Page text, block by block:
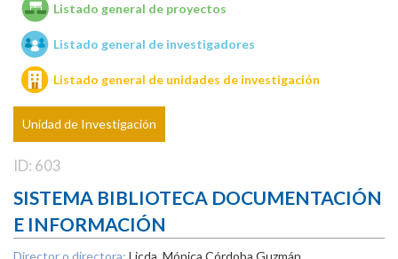
Unidades de investigación
Listado general de proyectos
Listado general de investigadores
Listado general de unidades de investigación
Unidad de Investigación
ID: 603
SISTEMA BIBLIOTECA DOCUMENTACIÓN
E INFORMACIÓN
Director o directora: Licda. Mónica Córdoba Guzmán